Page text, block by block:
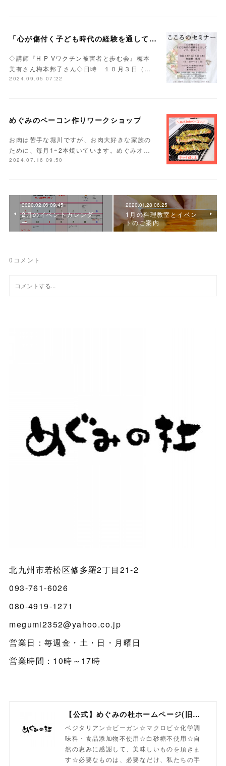
「心が傷付く子ども時代の経験を通して今、思うこと」
◇講師『H P Vワクチン被害者と歩む会』梅本
美有さん梅本邦子さん◇日時 １０月３日（…
2024.09.05 07:22
めぐみのベーコン作りワークショップ
お肉は苦手な堀川ですが、お肉大好きな家族の
ために、毎月1~2本焼いています。めぐみオ…
2024.07.16 09:50
2020.02.06 09:45
2月のイベントカレンダ
ー
2020.01.28 06:25
1月の料理教室とイベン
トのご案内
0 コメント
北九州市若松区修多羅2丁目21-2
093-761-6026
080-4919-1271
megumi2352@yahoo.co.jp
営業日：毎週金・土・日・月曜日
営業時間：10時～17時
【公式】めぐみの杜ホームページ(旧自然食工房）
ベジタリアン☆ビーガン☆マクロビ☆化学調
味料・食品添加物不使用☆白砂糖不使用☆自
然の恵みに感謝して、美味しいものを頂きま
す☆必要なものは、必要なだけ、私たちの手